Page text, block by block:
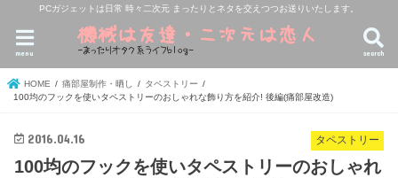
PCガジェットは日常 時々二次元 まったりとネタを交えつつお送りいたします。
search
menu
HOME 痛部屋制作・晒し
タペストリー
100均のフックを使いタペストリーのおしゃれな飾り方を紹介! 後編(痛部屋改造)
タペストリー
2016.04.16
100均のフックを使いタペストリーのおしゃれ